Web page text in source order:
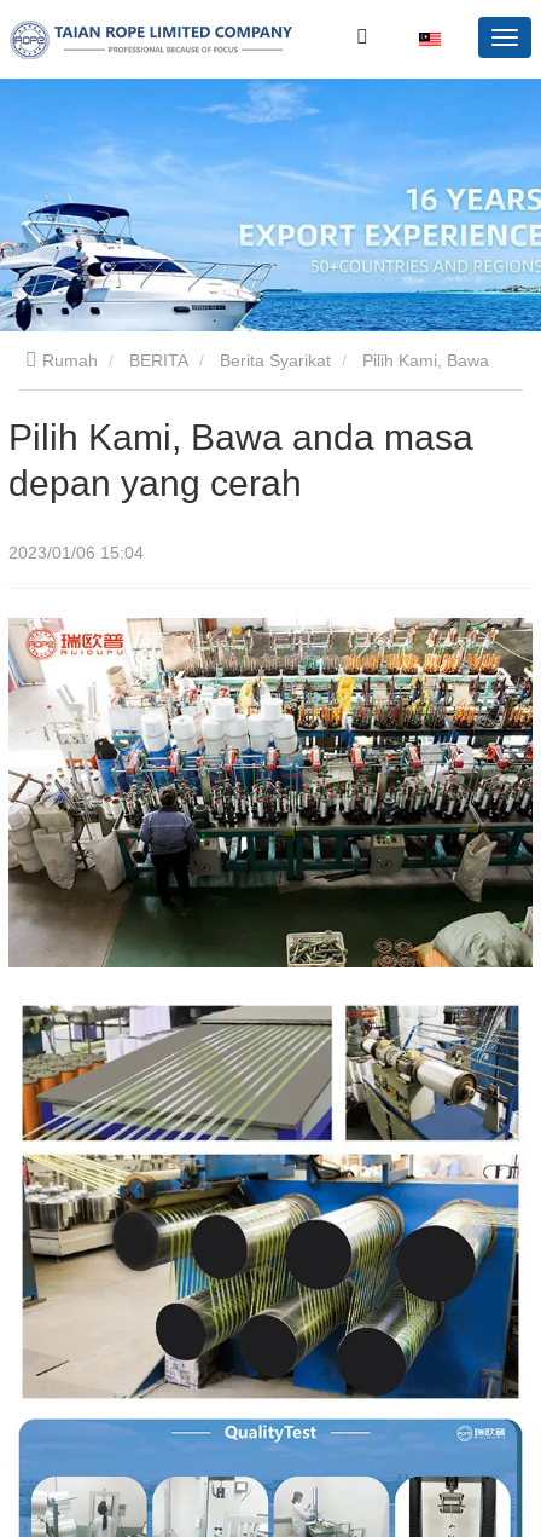
Rumah BERITA Berita Syarikat
Pilih Kami, Bawa anda masa
depan yang cerah
2023/01/06 15:04